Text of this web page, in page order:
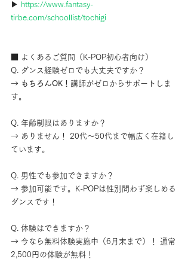
▶︎ https://www.fantasy-
tirbe.com/schoollist/tochigi
■ よくあるご質問（K-POP初心者向け）
Q. ダンス経験ゼロでも大丈夫ですか？
→ もちろんOK！ 講師がゼロからサポートしま
す。
Q. 年齢制限はありますか？
→ ありません！ 20代～50代まで幅広く在籍し
ています。
Q. 男性でも参加できますか？
→ 参加可能です。K-POPは性別問わず楽しめる
ダンスです！
Q. 体験はできますか？
→ 今なら無料体験実施中（6月末まで）！ 通常
2,500円の体験が無料！